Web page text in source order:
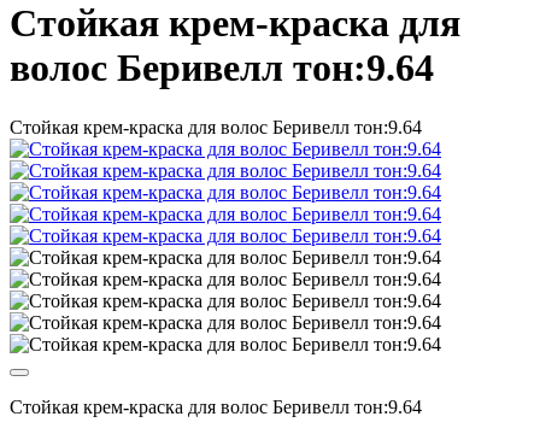
Стойкая крем-краска для
волос Беривелл тон:9.64
Стойкая крем-краска для волос Беривелл тон:9.64
Стойкая крем-краска для волос Беривелл тон:9.64